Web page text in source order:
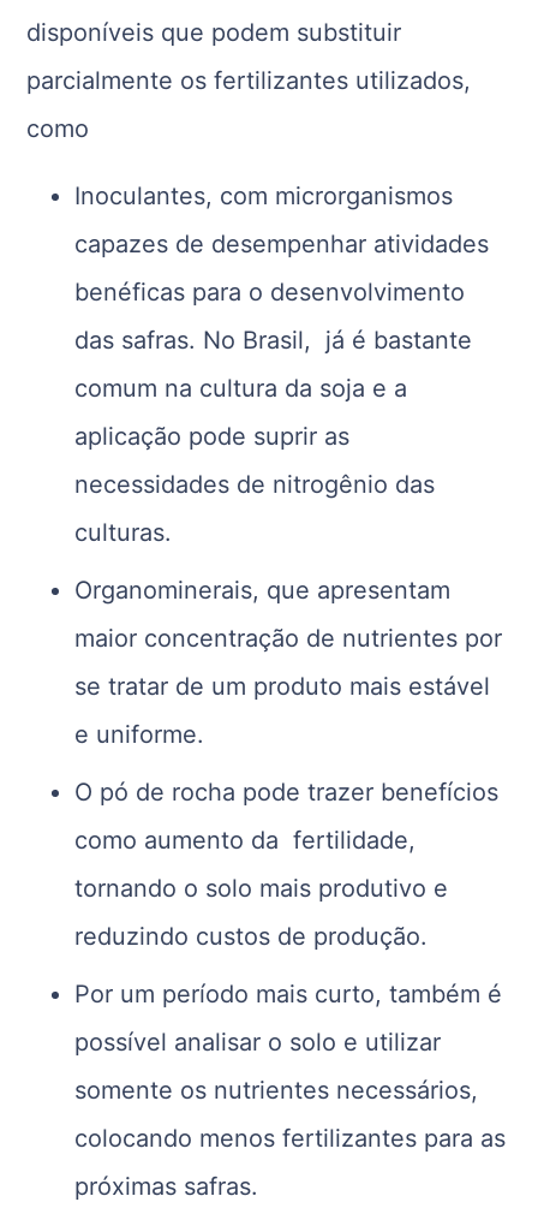
disponíveis que podem substituir
parcialmente os fertilizantes utilizados,
como
Inoculantes, com microrganismos
capazes de desempenhar atividades
benéficas para o desenvolvimento
das safras. No Brasil, já é bastante
comum na cultura da soja e a
aplicação pode suprir as
necessidades de nitrogênio das
culturas.
Organominerais, que apresentam
maior concentração de nutrientes por
se tratar de um produto mais estável
e uniforme.
O pó de rocha pode trazer benefícios
como aumento da fertilidade,
tornando o solo mais produtivo e
reduzindo custos de produção.
Por um período mais curto, também é
possível analisar o solo e utilizar
somente os nutrientes necessários,
colocando menos fertilizantes para as
próximas safras.